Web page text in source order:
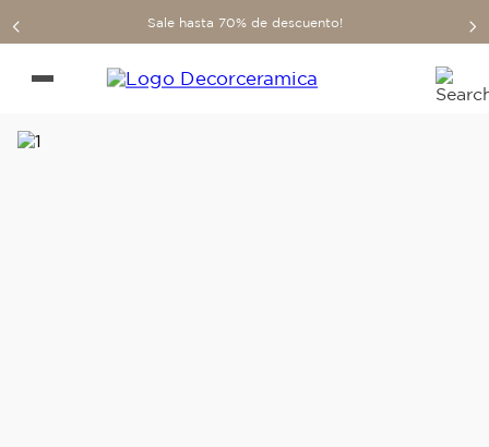
Sale hasta 70% de descuento!